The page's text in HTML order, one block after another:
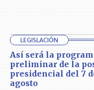
LEGISLACIÓN
Así será la
preliminar de la
presidencial del 7
agosto